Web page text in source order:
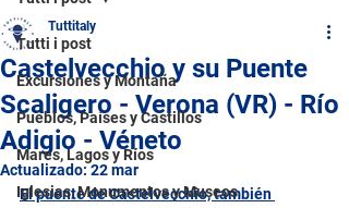
Tutti i post
Excursiones y Montaña
Pueblos, Países y Castillos
Mares, Lagos y Ríos
Iglesias, Monumentos y Museos
Castelvecchio y su Puente
Scaligero - Verona (VR) - Río
Adigio - Véneto
Tuttitaly
Actualizado: 22 mar
El puente de Castelvecchio, también